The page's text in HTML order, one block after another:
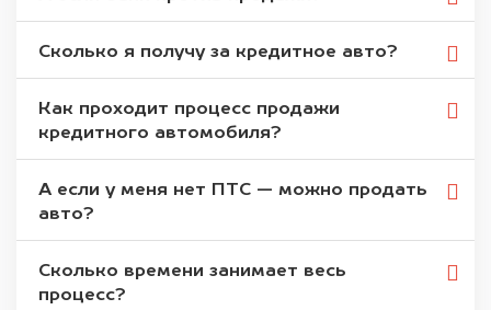
Сколько я получу за кредитное авто?
Как проходит процесс продажи
кредитного автомобиля?
А если у меня нет ПТС — можно продать
авто?
Сколько времени занимает весь
процесс?